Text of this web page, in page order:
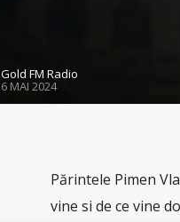
Gold FM Radio
6 MAI 2024
Părintele Pimen
vine si de ce vine